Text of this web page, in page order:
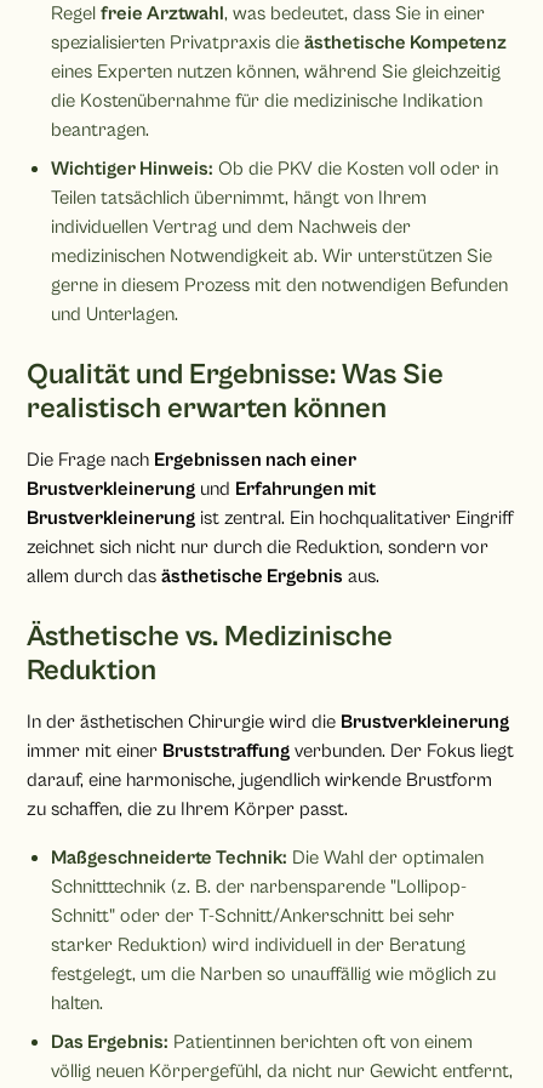
Regelfreie Arztwahl, was bedeutet, dass Sie in einer
spezialisierten Privatpraxis dieästhetische Kompetenz
eines Experten nutzen können, während Sie gleichzeitig
die Kostenübernahme für die medizinische Indikation
beantragen.
Wichtiger Hinweis: Ob die PKV die Kosten voll oder in
Teilen tatsächlich übernimmt, hängt von Ihrem
individuellen Vertrag und dem Nachweis der
medizinischen Notwendigkeit ab. Wir unterstützen Sie
gerne in diesem Prozess mit den notwendigen Befunden
und Unterlagen.
Qualität und Ergebnisse: Was Sie
realistisch erwarten können
Die Frage nach Ergebnissen nach einer
Brustverkleinerung und Erfahrungen mit
Brustverkleinerung ist zentral. Ein hochqualitativer Eingriff
zeichnet sich nicht nur durch die Reduktion, sondern vor
allem durch dasästhetische Ergebnis aus.
Ästhetische vs. Medizinische
Reduktion
In der ästhetischen Chirurgie wird die Brustverkleinerung
immer mit einer Bruststraffung verbunden. Der Fokus liegt
darauf, eine harmonische, jugendlich wirkende Brustform
zu schaffen, die zu Ihrem Körper passt.
Maßgeschneiderte Technik: Die Wahl der optimalen
Schnitttechnik (z. B. der narbensparende "Lollipop-
Schnitt" oder der T-Schnitt/Ankerschnitt bei sehr
starker Reduktion) wird individuell in der Beratung
festgelegt, um die Narben so unauffällig wie möglich zu
halten.
Das Ergebnis: Patientinnen berichten oft von einem
völlig neuen Körpergefühl, da nicht nur Gewicht entfernt,